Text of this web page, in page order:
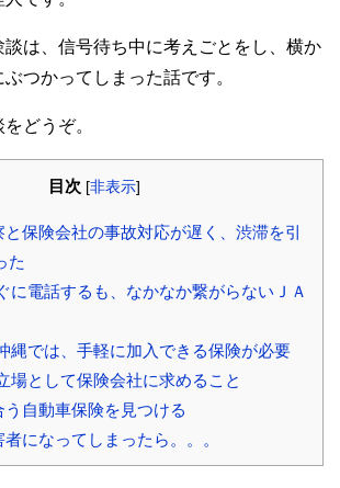
は、信号待ち中に考えごとをし、横か
つかってしまった話です。
どうぞ。
目次 [非表示]
と保険会社の事故対応が遅く、渋滞を引
た
に電話するも、なかなか繋がらないＪＡ
縄では、手軽に加入できる保険が必要
場として保険会社に求めること
自動車保険を見つける
になってしまったら。。。